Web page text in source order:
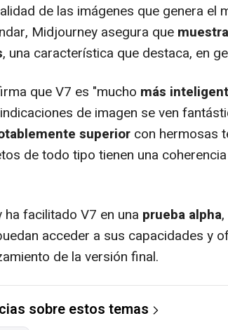
de las imágenes que genera el
Midjourney asegura que
, una característica que destaca, en
que V7 es "mucho más
de imagen se ven
superior con hermosas
de todo tipo tienen una
facilitado V7 en una prueba alpha
acceder a sus capacidades y
de la versión final.
sobre estos temas